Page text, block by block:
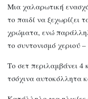
Μια χαλαρωτική
το παιδί να ξεχωρίζει
χρώματα, ενώ
το συντονισμό χεριού
Το σετ περιλαμβάνει 4
τσόχινα αυτοκόλλητα